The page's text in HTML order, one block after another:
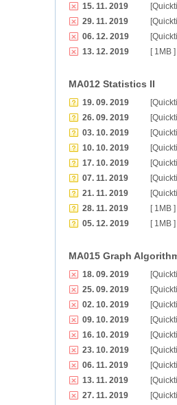
15. 11. 2019
29. 11. 2019
06. 12. 2019
13. 12. 2019
[ 1MB
MA012 Statistics II
19. 09. 2019
26. 09. 2019
03. 10. 2019
10. 10. 2019
17. 10. 2019
07. 11. 2019
21. 11. 2019
28. 11. 2019
[ 1MB
05. 12. 2019
[ 1MB
MA015 Graph
18. 09. 2019
25. 09. 2019
02. 10. 2019
09. 10. 2019
16. 10. 2019
23. 10. 2019
06. 11. 2019
13. 11. 2019
27. 11. 2019